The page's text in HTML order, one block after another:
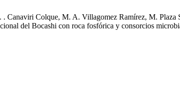
. Canaviri Colque, M. A. Villagomez Ramírez, M.
del Bocashi con roca fosfórica y consorcios